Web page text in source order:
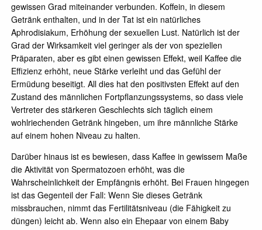
gewissen Grad miteinander verbunden. Koffein, in diesem
Getränk enthalten, und in der Tat ist ein natürliches
Aphrodisiakum, Erhöhung der sexuellen Lust. Natürlich ist der
Grad der Wirksamkeit viel geringer als der von speziellen
Präparaten, aber es gibt einen gewissen Effekt, weil Kaffee die
Effizienz erhöht, neue Stärke verleiht und das Gefühl der
Ermüdung beseitigt. All dies hat den positivsten Effekt auf den
Zustand des männlichen Fortpflanzungssystems, so dass viele
Vertreter des stärkeren Geschlechts sich täglich einem
wohlriechenden Getränk hingeben, um ihre männliche Stärke
auf einem hohen Niveau zu halten.
Darüber hinaus ist es bewiesen, dass Kaffee in gewissem Maße
die Aktivität von Spermatozoen erhöht, was die
Wahrscheinlichkeit der Empfängnis erhöht. Bei Frauen hingegen
ist das Gegenteil der Fall: Wenn Sie dieses Getränk
missbrauchen, nimmt das Fertilitätsniveau (die Fähigkeit zu
düngen) leicht ab. Wenn also ein Ehepaar von einem Baby